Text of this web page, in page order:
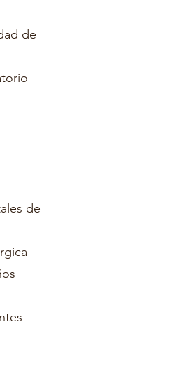
de
de